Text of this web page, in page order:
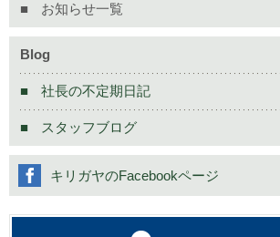
お知らせ一覧
Blog
社長の不定期日記
スタッフブログ
キリガヤのFacebookページ